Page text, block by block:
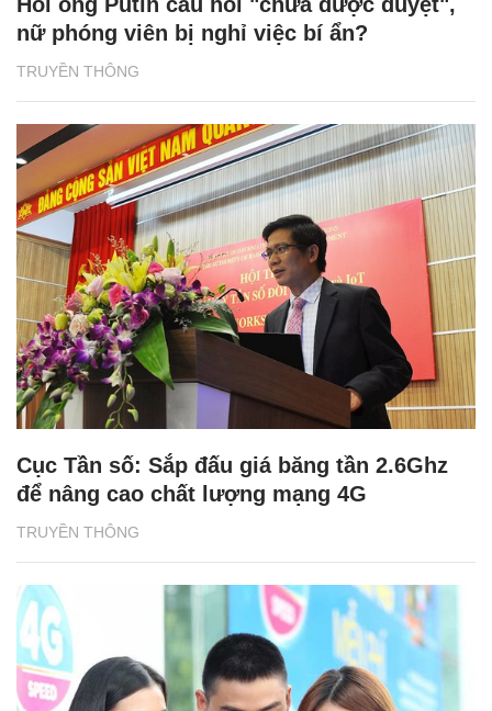
TRUYỀN THÔNG
nữ phóng viên bị nghỉ việc bí ẩn?
TRUYỀN THÔNG
Cục Tần số: Sắp đấu giá băng tần 2.6Ghz
để nâng cao chất lượng mạng 4G